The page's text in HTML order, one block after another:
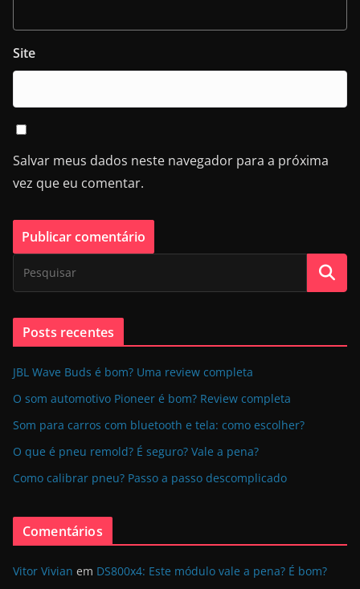
Site
Salvar meus dados neste navegador para a próxima
vez que eu comentar.
Posts recentes
JBL Wave Buds é bom? Uma review completa
O som automotivo Pioneer é bom? Review completa
Som para carros com bluetooth e tela: como escolher?
O que é pneu remold? É seguro? Vale a pena?
Como calibrar pneu? Passo a passo descomplicado
Comentários
Vitor Vivian em DS800x4: Este módulo vale a pena? É bom?